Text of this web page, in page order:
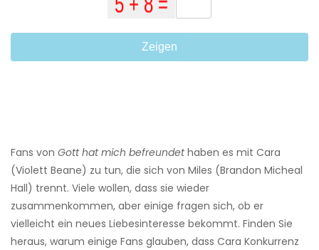
Zeigen
Fans von Gott hat mich befreundethaben es mit Cara
(Violett Beane) zu tun, die sich von Miles (Brandon Micheal
Hall) trennt. Viele wollen, dass sie wieder
zusammenkommen, aber einige fragen sich, ob er
vielleicht ein neues Liebesinteresse bekommt. Finden Sie
heraus, warum einige Fans glauben, dass Cara Konkurrenz